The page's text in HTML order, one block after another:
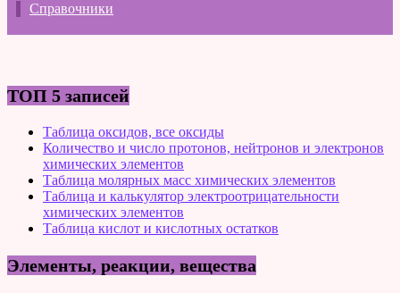
Справочники
ТОП 5 записей
Таблица оксидов, все оксиды
Количество и число протонов, нейтронов и электронов
химических элементов
Таблица молярных масс химических элементов
Таблица и калькулятор электроотрицательности
химических элементов
Таблица кислот и кислотных остатков
Элементы, реакции, вещества